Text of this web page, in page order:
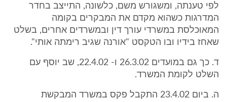
לפי טענתה, ומשגורש משם, כלשונה, התייצב בחדר
המדרגות כשהוא מקדם את המבקרים בקומה
המאוכלסת במשרדי עורך דין ובמשרדים אחרים, בשלט
שאחז בידיו ובו הטקסט "אורנה שגיב רימתה אותי".
ד. כך גם במועדים 26.3.02 ו- 22.4.02, שב יוסף עם
השלט לקומת המשרד.
ה. ביום 23.4.02 התקבל פקס במשרד המבקשת